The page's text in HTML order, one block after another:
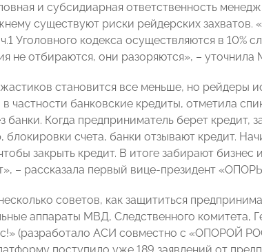
и субсидиарная ответственность
существуют риски рейдерских захватов.
Уголовного кодекса осуществляются в 10%
не отбираются, они разоряются», – уточнила
становится все меньше, но рейдеры
в частности банковские кредиты, отметила
банки. Когда предприниматель берет кредит,
блокировки счета, банки отзывают кредит.
закрыть кредит. В итоге забирают
– рассказала первый вице-президент
советов, как защититься
аппараты МВД, Следственного комитета,
(разработало АСИ совместно с «ОПОРОЙ